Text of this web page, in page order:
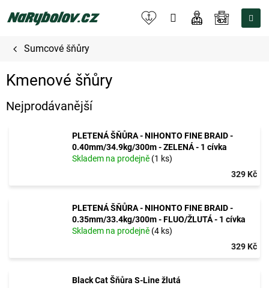
na
NÁKUPNÍ
Sumcové šňůry
Kmenové šňůry
Nejprodávanější
PLETENÁ ŠŇŮRA - NIHONTO FINE BRAID -
0.40mm/34.9kg/300m - ZELENÁ - 1 cívka
Skladem na prodejně (1 ks)
329 Kč
PLETENÁ ŠŇŮRA - NIHONTO FINE BRAID -
0.35mm/33.4kg/300m - FLUO/ŽLUTÁ - 1 cívka
Skladem na prodejně (4 ks)
329 Kč
Black Cat Šňůra S-Line žlutá